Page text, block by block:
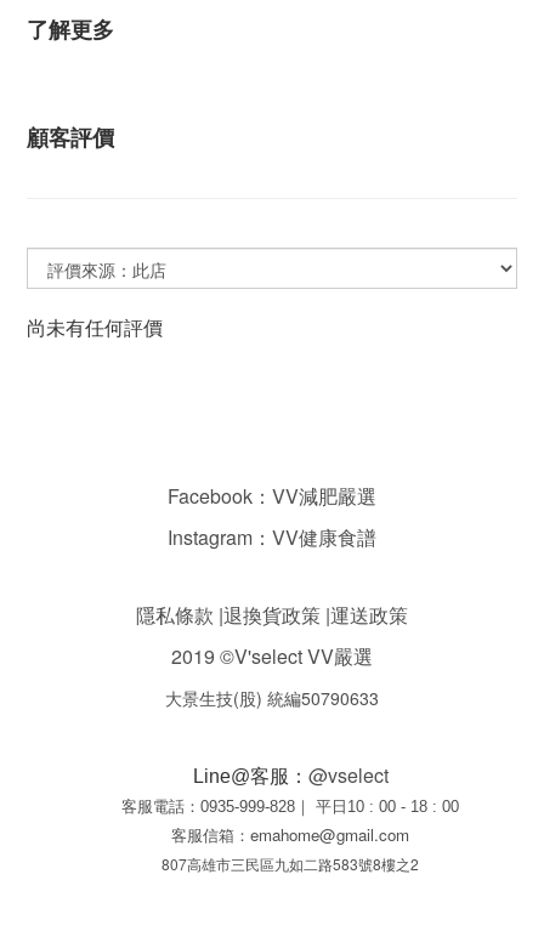
了解更多
顧客評價
尚未有任何評價
Facebook：VV減肥嚴選
Instagram：VV健康食譜
隱私條款 |退換貨政策 |運送政策
2019 ©V'selectVV嚴選
大景生技(股) 統編50790633
Line@客服： @vselect
客服電話：0935-999-828｜ 平日10 : 00 - 18 : 00
客服信箱：emahome@gmail.com
807高雄市三民區九如二路583號8樓之2